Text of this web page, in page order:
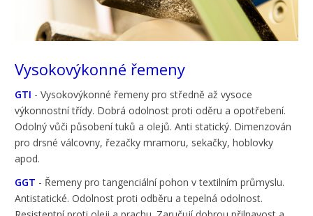
Vysokovýkonné řemeny
GTI - Vysokovýkonné řemeny pro středně až vysoce
výkonnostní třídy. Dobrá odolnost proti oděru a opotřebení.
Odolný vůči působení tuků a olejů. Anti statický. Dimenzován
pro drsné válcovny, řezačky mramoru, sekačky, hoblovky
apod.
GGT - Řemeny pro tangenciální pohon v textilním průmyslu.
Antistatické. Odolnost proti odběru a tepelná odolnost.